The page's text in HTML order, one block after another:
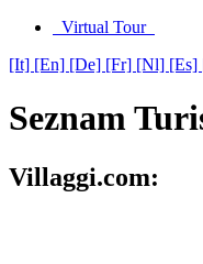
Virtual Tour
[It] [En] [De] [Fr] [Nl] [Es]
Seznam
Villaggi.com: